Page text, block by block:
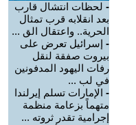
- لحظات انتشال قارب
بعد انقلابه قرب تمثال
الحرية.. واعتقال الق ...
- إسرائيل تعرض على
بيروت صفقة لنقل
رفات اليهود المدفونين
في لب ...
- الإمارات تسلم إيرلندا
متهماً بزعامة منظمة
إجرامية تقدر ثروته ...